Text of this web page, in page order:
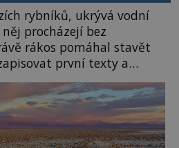
rybníků, ukrývá vodní
procházejí bez
rákos pomáhal stavět
první texty a
Tato skromná, ale
člověka už tisíce let.
jen jako obyčejnou kulisu
se však podívat […]